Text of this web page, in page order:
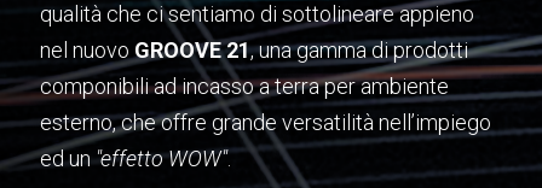
qualità che ci sentiamo di sottolineare appieno
nel nuovo GROOVE 21, una gamma di prodotti
componibili ad incasso a terra per ambiente
esterno, che offre grande versatilità nell’impiego
ed un"effetto WOW".